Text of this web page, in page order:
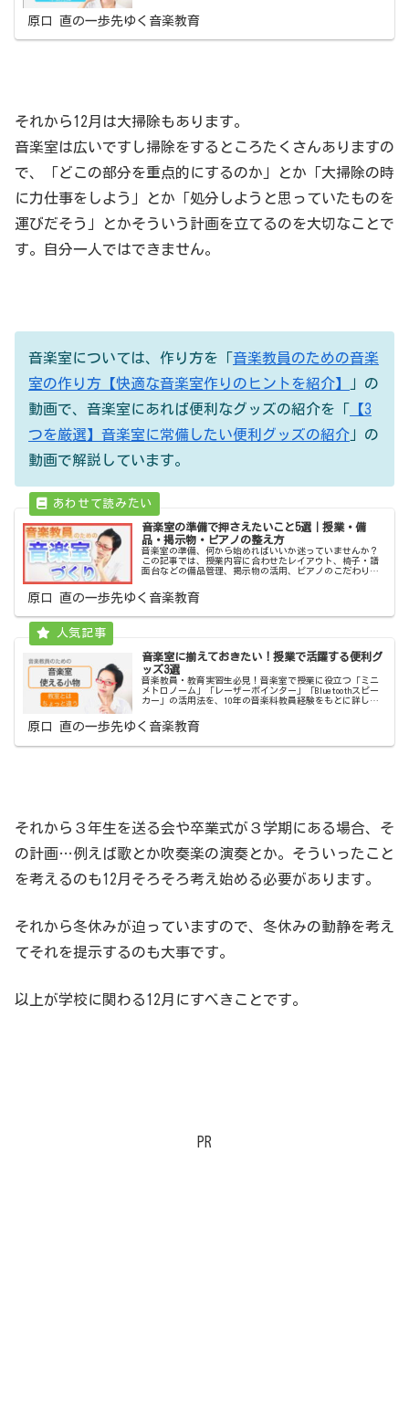
か、３つお話しします。マルチタス...
原口 直の一歩先ゆく音楽教育
それから12月は大掃除もあります。
音楽室は広いですし掃除をするところたくさんありますの
で、「どこの部分を重点的にするのか」とか「大掃除の時
に力仕事をしよう」とか「処分しようと思っていたものを
運びだそう」とかそういう計画を立てるのを大切なことで
す。自分一人ではできません。
音楽室については、作り方を「音楽教員のための音楽
室の作り方【快適な音楽室作りのヒントを紹介】
」の
動画で、音楽室にあれば便利なグッズの紹介を「 【3
つを厳選】音楽室に常備したい便利グッズの紹介 」の
動画で解説しています。
音楽室の準備で押さえたいこと5選｜授業・備
品・掲示物・ピアノの整え方
音楽室の準備、何から始めればいいか迷っていませんか？
この記事では、授業内容に合わせたレイアウト、椅子・譜
面台などの備品管理、掲示物の活用、ピアノのこだわりま
現在の音楽室を見直したい先生にも役立つヒントが満載で
す。
原口 直の一歩先ゆく音楽教育
音楽室に揃えておきたい！授業で活躍する便利グ
ッズ3選
音楽教員・教育実習生必見！音楽室で授業に役立つ「ミニ
メトロノーム」「レーザーポインター」「Bluetoothスピー
カー」の活用法を、10年の音楽科教員経験をもとに詳しく
原口 直の一歩先ゆく音楽教育
それから３年生を送る会や卒業式が３学期にある場合、そ
の計画…例えば歌とか吹奏楽の演奏とか。そういったこと
を考えるのも12月そろそろ考え始める必要があります。
それから冬休みが迫っていますので、冬休みの動静を考え
てそれを提示するのも大事です。
以上が学校に関わる12月にすべきことです。
PR